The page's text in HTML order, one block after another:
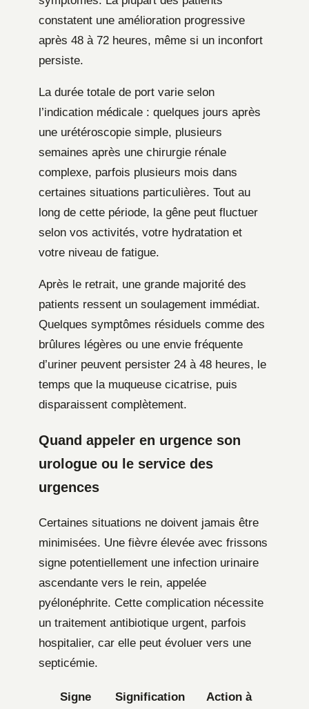
constatent une amélioration progressive
après 48 à 72 heures, même si un inconfort
persiste.
La durée totale de port varie selon
l’indication médicale : quelques jours après
une urétéroscopie simple, plusieurs
semaines après une chirurgie rénale
complexe, parfois plusieurs mois dans
certaines situations particulières. Tout au
long de cette période, la gêne peut fluctuer
selon vos activités, votre hydratation et
votre niveau de fatigue.
Après le retrait, une grande majorité des
patients ressent un soulagement immédiat.
Quelques symptômes résiduels comme des
brûlures légères ou une envie fréquente
d’uriner peuvent persister 24 à 48 heures, le
temps que la muqueuse cicatrise, puis
disparaissent complètement.
Quand appeler en urgence son
urologue ou le service des
urgences
Certaines situations ne doivent jamais être
minimisées. Une fièvre élevée avec frissons
signe potentiellement une infection urinaire
ascendante vers le rein, appelée
pyélonéphrite. Cette complication nécessite
un traitement antibiotique urgent, parfois
hospitalier, car elle peut évoluer vers une
septicémie.
Signe
Signification
Action à